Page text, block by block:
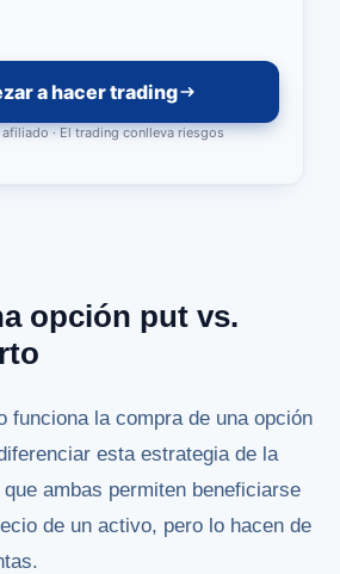
a hacer trading
· El trading conlleva riesgos
opción put vs.
funciona la compra de una opción
esta estrategia de la
que ambas permiten beneficiarse
de un activo, pero lo hacen de